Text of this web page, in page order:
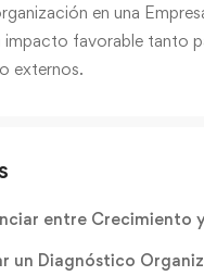
en una
impacto favorable tanto
externos.
entre Crecimiento
un Diagnóstico